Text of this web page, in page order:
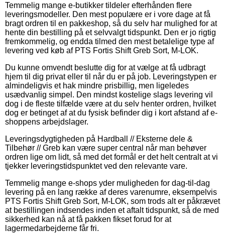
Temmelig mange e-butikker tildeler efterhånden flere
leveringsmodeller. Den mest populære er i vore dage at få
bragt ordren til en pakkeshop, så du selv har mulighed for at
hente din bestilling på et selvvalgt tidspunkt. Den er jo rigtig
fremkommelig, og endda tilmed den mest betalelige type af
levering ved køb af PTS Fortis Shift Greb Sort, M-LOK.
Du kunne omvendt beslutte dig for at vælge at få udbragt
hjem til dig privat eller til når du er på job. Leveringstypen er
almindeligvis et hak mindre prisbillig, men ligeledes
usædvanlig simpel. Den mindst kostelige slags levering vil
dog i de fleste tilfælde være at du selv henter ordren, hvilket
dog er betinget af at du fysisk befinder dig i kort afstand af e-
shoppens arbejdslager.
Leveringsdygtigheden på Hardball // Eksterne dele &
Tilbehør // Greb kan være super central når man behøver
ordren lige om lidt, så med det formål er det helt centralt at vi
tjekker leveringstidspunktet ved den relevante vare.
Temmelig mange e-shops yder muligheden for dag-til-dag
levering på en lang række af deres varenumre, eksempelvis
PTS Fortis Shift Greb Sort, M-LOK, som trods alt er påkrævet
at bestillingen indsendes inden et aftalt tidspunkt, så de med
sikkerhed kan nå at få pakken fikset forud for at
lagermedarbejderne får fri.